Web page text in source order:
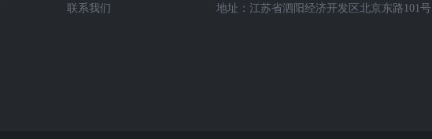
联系我们 地址：江苏省泗阳经济开发区北京东路101号